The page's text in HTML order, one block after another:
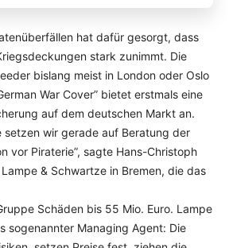
hat dafür gesorgt, dass
stark zunimmt. Die
bislang meist in London oder Oslo
War Cover” bietet erstmals eine
auf dem deutschen Markt an.
setzen wir gerade auf Beratung der
vor Piraterie”, sagte Hans-Christoph
& Schwartze in Bremen, die das
Schäden bis 55 Mio. Euro. Lampe
sogenannter Managing Agent: Die